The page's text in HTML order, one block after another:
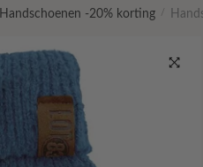
Handschoenen -20% korting /